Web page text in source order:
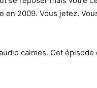
en 2009. Vous jetez.
calmes. Cet épisode